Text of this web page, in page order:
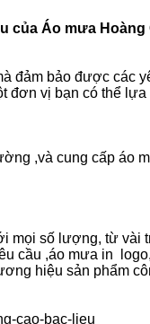
của Áo mưa Hoàng
đảm bảo được các
đơn vị bạn có thể
,và cung cấp áo
mọi số lượng, từ vài
cầu ,áo mưa in
hiệu sản phẩm